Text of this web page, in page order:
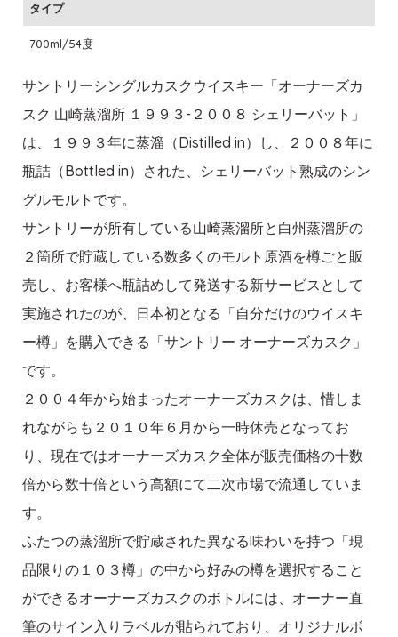
タイプ
700ml/54度
サントリーシングルカスクウイスキー「オーナーズカ
スク 山崎蒸溜所 １９９３-２００８ シェリーバット」
は、１９９３年に蒸溜（Distilled in）し、２００８年に
瓶詰（Bottled in）された、シェリーバット熟成のシン
グルモルトです。
サントリーが所有している山崎蒸溜所と白州蒸溜所の
２箇所で貯蔵している数多くのモルト原酒を樽ごと販
売し、お客様へ瓶詰めして発送する新サービスとして
実施されたのが、日本初となる「自分だけのウイスキ
ー樽」を購入できる「サントリー オーナーズカスク」
です。
２００４年から始まったオーナーズカスクは、惜しま
れながらも２０１０年６月から一時休売となってお
り、現在ではオーナーズカスク全体が販売価格の十数
倍から数十倍という高額にて二次市場で流通していま
す。
ふたつの蒸溜所で貯蔵された異なる味わいを持つ「現
品限りの１０３樽」の中から好みの樽を選択すること
ができるオーナーズカスクのボトルには、オーナー直
筆のサイン入りラベルが貼られており、オリジナルボ